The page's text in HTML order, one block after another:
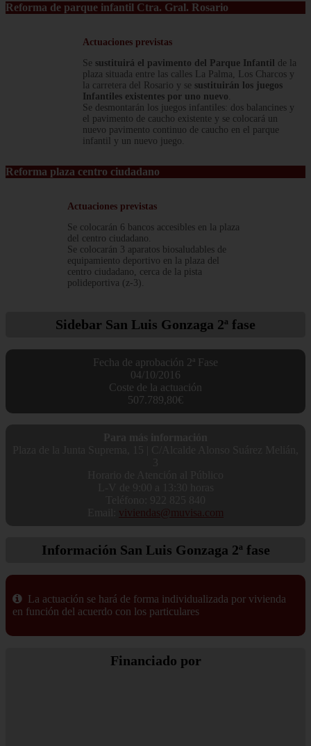
Reforma de parque infantil Ctra. Gral. Rosario
Actuaciones previstas
Se sustituirá el pavimento del Parque Infantil de la
plaza situada entre las calles La Palma, Los Charcos y
la carretera del Rosario y se sustituirán los juegos
Infantiles existentes por uno nuevo
Se desmontarán los juegos infantiles: dos balancines y
el pavimento de caucho existente y se colocará un
nuevo pavimento continuo de caucho en el parque
infantil y un nuevo juego.
Reforma plaza centro ciudadano
Actuaciones previstas
Se colocarán 6 bancos accesibles en la plaza
del centro ciudadano.
Se colocarán 3 aparatos biosaludables de
equipamiento deportivo en la plaza del
centro ciudadano, cerca de la pista
polideportiva (z-3).
Sidebar San Luis Gonzaga 2ª fase
Fecha de aprobación 2ª Fase
04/10/2016
Coste de la actuación
507.789,80€
viviendas@muvisa.com
Información San Luis Gonzaga 2ª fase
La actuación se hará de forma individualizada por vivienda
en función del acuerdo con los particulares
Financiado por